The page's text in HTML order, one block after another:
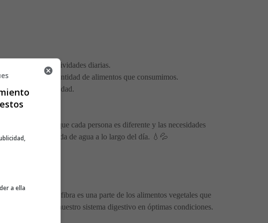
en nuestras actividades diarias.
a controlar la cantidad de alimentos que consumimos.
y luminosidad.
recordar que cada persona es diferente y las necesidades
ingesta adecuada de agua a lo largo del día. 💧💦
¡la fibra! 🌾 La fibra es una parte de los alimentos vegetales que
para mantener nuestro sistema digestivo en óptimas condiciones.
a ella